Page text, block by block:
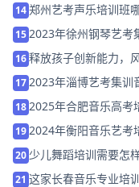
14郑州艺考声乐培训班
15 2023年徐州钢琴艺考
16释放孩子创新能力，
17 2023年淄博艺考集训
18 2025年合肥音乐高考
19 2024年衡阳音乐艺考
20 少儿舞蹈培训需要怎
21 这家长春音乐专业培